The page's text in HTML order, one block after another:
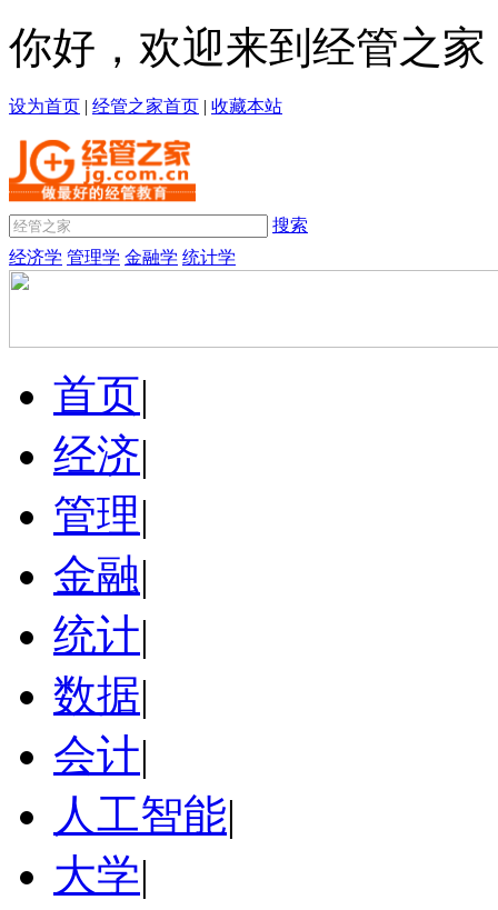
你好，欢迎来到经管之家
设为首页 | 经管之家首页 | 收藏本站
搜索
经济学 管理学 金融学 统计学
首页|
经济|
管理|
金融|
统计|
数据|
会计|
人工智能|
大学|